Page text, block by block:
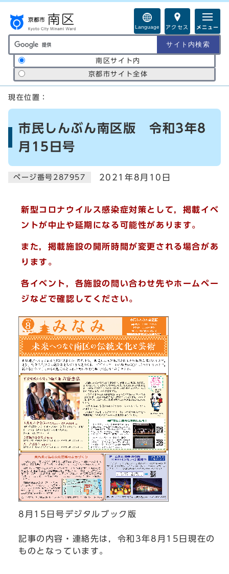
Language アクセス メニュー
サイト内検索の範囲
南区サイト内
京都市サイト全体
ここから本文です
現在位置：
市民しんぶん南区版 令和3年8
月15日号
ページ番号287957 2021年8月10日
新型コロナウイルス感染症対策として，掲載イベ
ントが中止や延期になる可能性があります。
また，掲載施設の開所時間が変更される場合があ
ります。
各イベント，各施設の問い合わせ先やホームペー
ジなどで確認してください。
8月15日号デジタルブック版
記事の内容・連絡先は，令和3年8月15日現在の
ものとなっています。